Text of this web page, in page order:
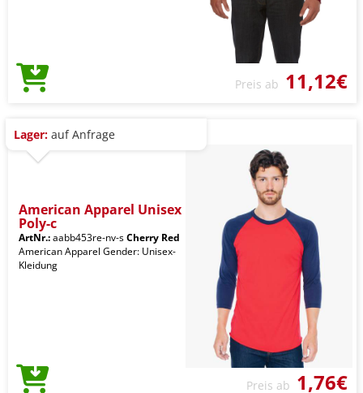
Preis ab 11,12€
Lager: auf Anfrage
American Apparel Unisex
Poly-c
ArtNr.:aabb453re-nv-sCherry Red
American Apparel Gender: Unisex-
Kleidung
Preis ab 1,76€